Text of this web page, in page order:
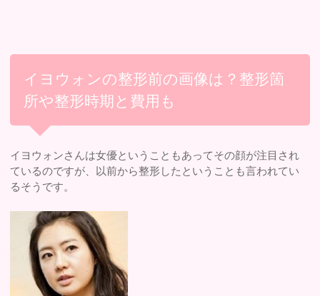
イヨウォンの整形前の画像は？整形箇
所や整形時期と費用も
イヨウォンさんは女優ということもあってその顔が注目され
ているのですが、以前から整形したということも言われてい
るそうです。